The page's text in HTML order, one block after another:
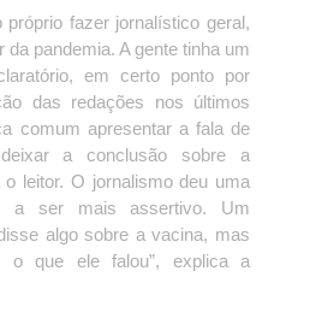
próprio fazer jornalístico geral,
da pandemia. A gente tinha um
em certo ponto por
das redações nos últimos
comum apresentar a fala de
a conclusão sobre a
leitor. O jornalismo deu uma
a ser mais assertivo. Um
algo sobre a vacina, mas
o que ele falou”, explica a